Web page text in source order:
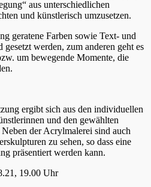
aus unterschiedlichen
und künstlerisch umzusetzen.
geratene Farben sowie Text- und
werden, zum anderen geht es
um bewegende Momente, die
ergibt sich aus den individuellen
und den gewählten
der Acrylmalerei sind auch
zu sehen, so dass eine
präsentiert werden kann.
19.00 Uhr